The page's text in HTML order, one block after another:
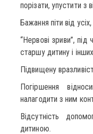
порізати, упустити з
Бажання піти від
“Нервові зриви”, під
старшу дитину і
Підвищену
Погіршення
налагодити з ним
Відсутність
дитиною.